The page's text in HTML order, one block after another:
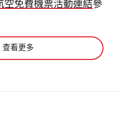
空免費機票活動連結參
查看更多